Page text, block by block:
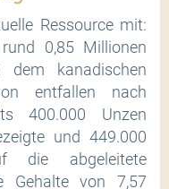
Ressource mit:
0,85 Millionen
dem kanadischen
entfallen nach
400.000 Unzen
und 449.000
die abgeleitete
Gehalte von 7,57